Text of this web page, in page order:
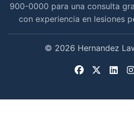
900-0000 para una consulta
con experiencia en lesiones
© 2026 Hernandez